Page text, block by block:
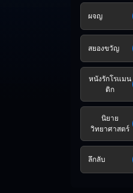
ผจญ
สยองขวัญ
หนังรักโรแมน
ติก
นิยาย
วิทยาศาสตร์
ลึกลับ